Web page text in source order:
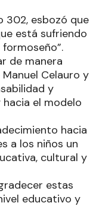
302, esbozó que
está sufriendo
de manera
Celauro y
y
el modelo
hacia
a los niños un
cultural y
estas
educativo y